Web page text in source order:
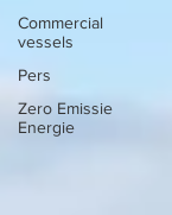
Commercial
vessels
Pers
Zero Emissie
Energie